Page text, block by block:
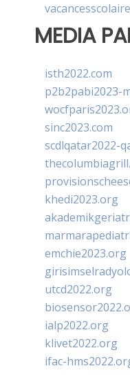
MEDIA
isth2022.com
p2b2pabi2023-
sinc2023.com
scdlqatar2022-
khedi2023.org
emchie2023.org
utcd2022.org
ialp2022.org
klivet2022.org
ifac-